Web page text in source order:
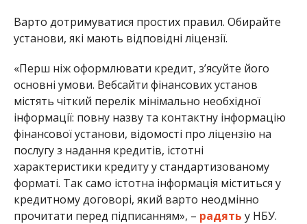
Варто дотримуватися простих правил. Обирайте
установи, які мають відповідні ліцензії.
«Перш ніж оформлювати кредит, з’ясуйте його
основні умови. Вебсайти фінансових установ
містять чіткий перелік мінімально необхідної
інформації: повну назву та контактну інформацію
фінансової установи, відомості про ліцензію на
послугу з надання кредитів, істотні
характеристики кредиту у стандартизованому
форматі. Так само істотна інформація міститься у
кредитному договорі, який варто неодмінно
прочитати перед підписанням», – радять у НБУ.